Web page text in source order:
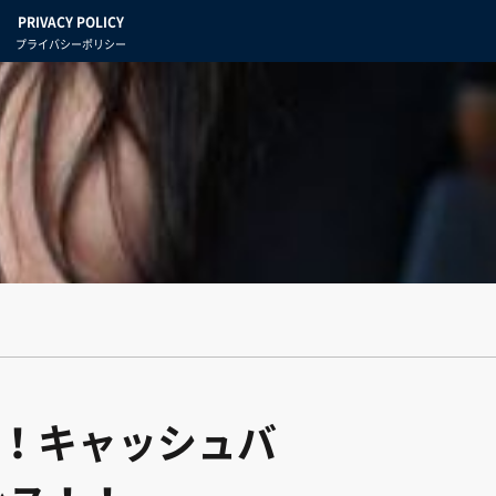
PRIVACY POLICY
プライバシーポリシー
キャッシュバ